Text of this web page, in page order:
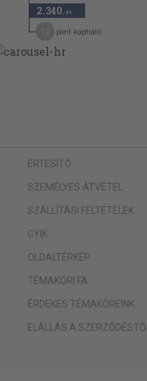
2.340 ,-Ft
pont kapható
ÉRTESÍTŐ
SZEMÉLYES ÁTVÉTEL
SZÁLLÍTÁSI FELTÉTELEK
GYIK
OLDALTÉRKÉP
TÉMAKÖRI FA
ÉRDEKES TÉMAKÖREINK
ELÁLLÁS A SZERZŐDÉSTŐL